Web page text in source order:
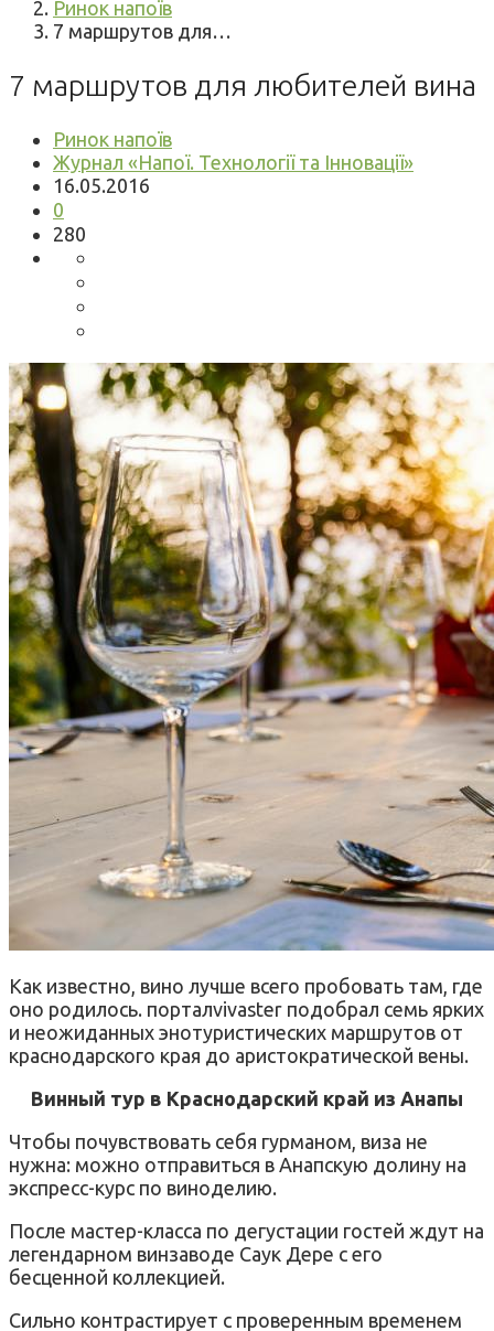
Ринок напоїв
7 маршрутов для…
7 маршрутов для любителей вина
Ринок напоїв
Журнал «Напої. Технології та Інновації»
16.05.2016
0
280
Как известно, вино лучше всего пробовать там, где
оно родилось. порталvivaster подобрал семь ярких
и неожиданных энотуристических маршрутов от
краснодарского края до аристократической вены.
Винный тур в Краснодарский край из Анапы
Чтобы почувствовать себя гурманом, виза не
нужна: можно отправиться в Анапскую долину на
экспресс-курс по виноделию.
После мастер-класса по дегустации гостей ждут на
легендарном винзаводе Саук Дере с его
бесценной коллекцией.
Сильно контрастирует с проверенным временем